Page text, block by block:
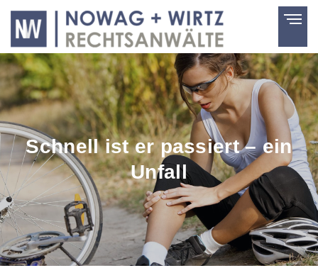
Schnell ist er passiert – ein
Unfall